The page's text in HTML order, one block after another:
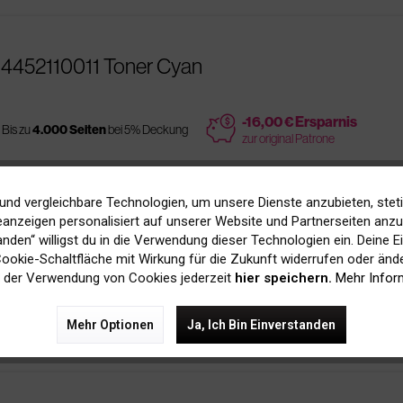
Toner Cyan
Bis zu4.000 Seitenbei 5% Deckung price -16,00 € Ersparnis
zur original Patrone
Toner Cyan
vergleichbare Technologien, um unsere Dienste anzubieten,
personalisiert auf unserer Website und Partnerseiten
willigst du in die Verwendung dieser Technologien ein. Deine
Schaltfläche mit Wirkung für die Zukunft widerrufen oder
Verwendung von Cookies jederzeit hier speichern. Mehr
Mehr Optionen Ja, Ich Bin Einverstanden